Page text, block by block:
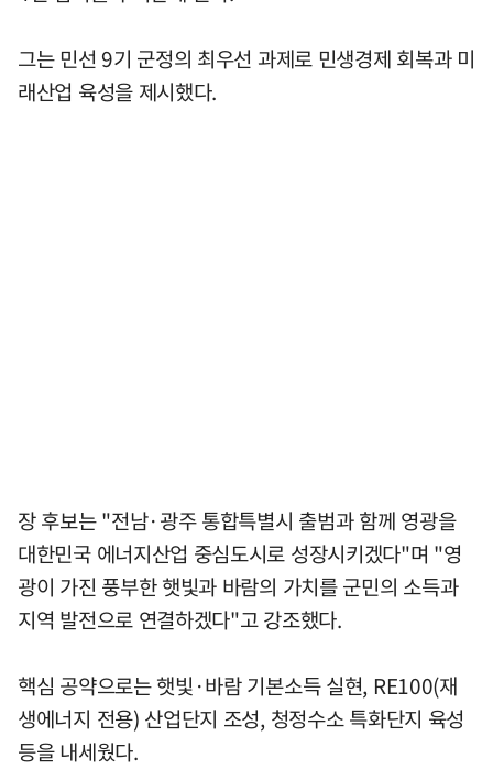
그는 민선 9기 군정의 최우선 과제로 민생경제 회복과 미
래산업 육성을 제시했다.
장 후보는 "전남·광주 통합특별시 출범과 함께 영광을
대한민국 에너지산업 중심도시로 성장시키겠다"며 "영
광이 가진 풍부한 햇빛과 바람의 가치를 군민의 소득과
지역 발전으로 연결하겠다"고 강조했다.
핵심 공약으로는 햇빛·바람 기본소득 실현, RE100(재
생에너지 전용) 산업단지 조성, 청정수소 특화단지 육성
등을 내세웠다.